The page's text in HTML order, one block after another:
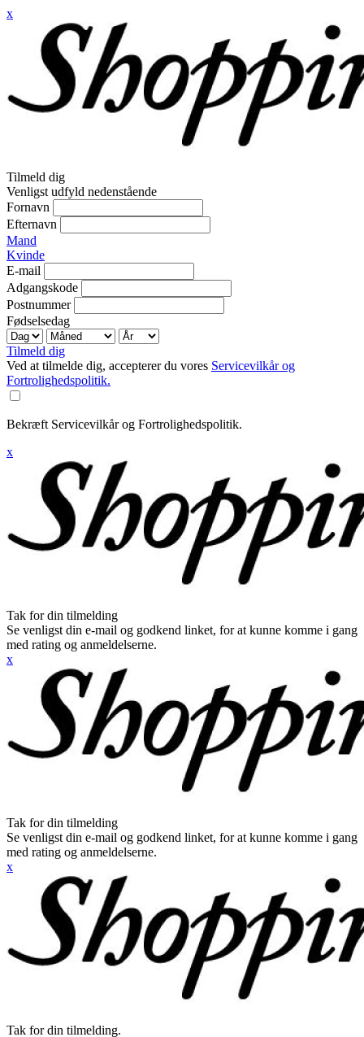
x
Tilmeld dig
Venligst udfyld nedenstående
Fornavn
Efternavn
Mand
Kvinde
E-mail
Adgangskode
Postnummer
Fødselsedag
Tilmeld dig
Ved at tilmelde dig, accepterer du vores Servicevilkår og
Fortrolighedspolitik.
Bekræft Servicevilkår og Fortrolighedspolitik.
x
Tak for din tilmelding
Se venligst din e-mail og godkend linket, for at kunne komme i gang
med rating og anmeldelserne.
x
Tak for din tilmelding
Se venligst din e-mail og godkend linket, for at kunne komme i gang
med rating og anmeldelserne.
x
Tak for din tilmelding.